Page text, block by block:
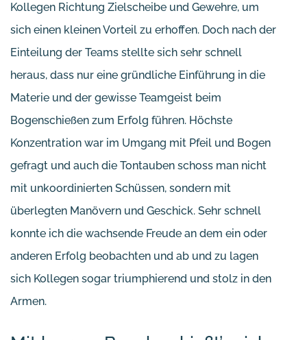
Kollegen Richtung Zielscheibe und Gewehre, um
sich einen kleinen Vorteil zu erhoffen. Doch nach der
Einteilung der Teams stellte sich sehr schnell
heraus, dass nur eine gründliche Einführung in die
Materie und der gewisse Teamgeist beim
Bogenschießen zum Erfolg führen. Höchste
Konzentration war im Umgang mit Pfeil und Bogen
gefragt und auch die Tontauben schoss man nicht
mit unkoordinierten Schüssen, sondern mit
überlegten Manövern und Geschick. Sehr schnell
konnte ich die wachsende Freude an dem ein oder
anderen Erfolg beobachten und ab und zu lagen
sich Kollegen sogar triumphierend und stolz in den
Armen.